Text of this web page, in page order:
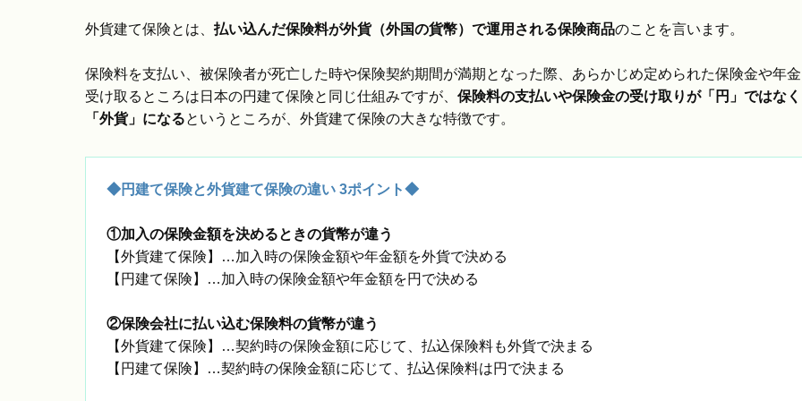
外貨建て保険とは、 払い込んだ保険料が外貨（外国の貨幣）で運用される保険商品のことを言います。
保険料を支払い、被保険者が死亡した時や保険契約期間が満期となった際、あらかじめ定められた保険金や年
受け取るところは日本の円建て保険と同じ仕組みですが、 保険料の支払いや保険金の受け取りが「円」ではなく
「外貨」になるというところが、外貨建て保険の大きな特徴です。
◆円建て保険と外貨建て保険の違い 3ポイント◆
①加入の保険金額を決めるときの貨幣が違う
【外貨建て保険】…加入時の保険金額や年金額を外貨で決める
【円建て保険】…加入時の保険金額や年金額を円で決める
②保険会社に払い込む保険料の貨幣が違う
【外貨建て保険】…契約時の保険金額に応じて、払込保険料も外貨で決まる
【円建て保険】…契約時の保険金額に応じて、払込保険料は円で決まる